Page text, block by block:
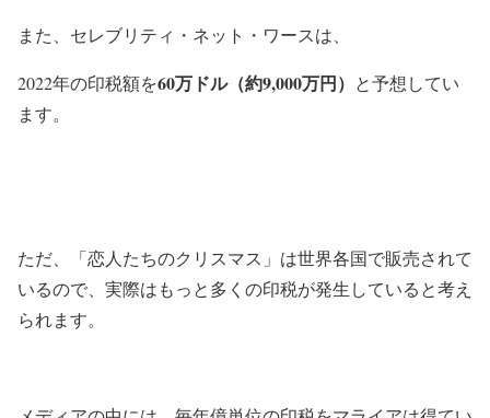
また、セレブリティ・ネット・ワースは、
2022年の印税額を60万ドル（約9,000万円） と予想してい
ます。
ただ、「恋人たちのクリスマス」は世界各国で販売されて
いるので、実際はもっと多くの印税が発生していると考え
られます。